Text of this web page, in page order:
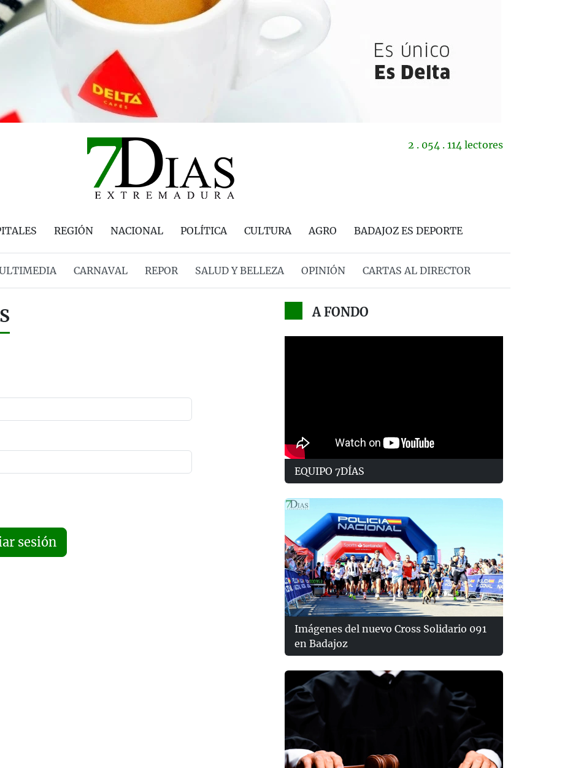
2 . 054 . 114 lectores
REGIÓN NACIONAL POLÍTICA CULTURA AGRO BADAJOZ ES DEPORTE
CARNAVAL REPOR SALUD Y BELLEZA OPINIÓN CARTAS AL DIRECTOR
sesión
A FONDO
EQUIPO 7DÍAS
Imágenes del nuevo Cross Solidario 091
en Badajoz